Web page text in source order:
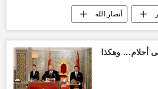
أنصار الله
أخبار اليمن الأن
أحلام… وهكذا